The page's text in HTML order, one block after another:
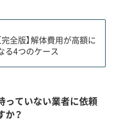
完全版】解体費用が高額に
る4つのケース
っていない業者に依頼
か？